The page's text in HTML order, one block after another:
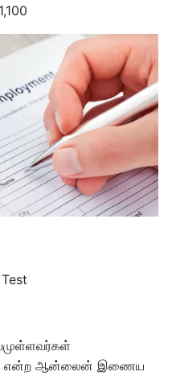
என்ற ஆன்லைன் இணைய